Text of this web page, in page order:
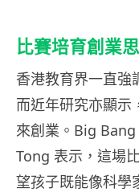
比賽培育創業
香港教育界一直強
而近年研究亦顯示
來創業。Big
Tong 表示，這場
望孩子既能像科學